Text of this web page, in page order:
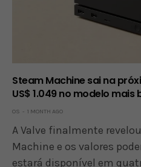
Steam Machine sai na
US$ 1.049 no modelo mais
OS 1 MONTH AGO
A Valve finalmente
Machine e os valores
estará disponível em